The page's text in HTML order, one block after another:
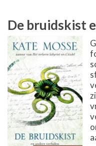
De bruidskist